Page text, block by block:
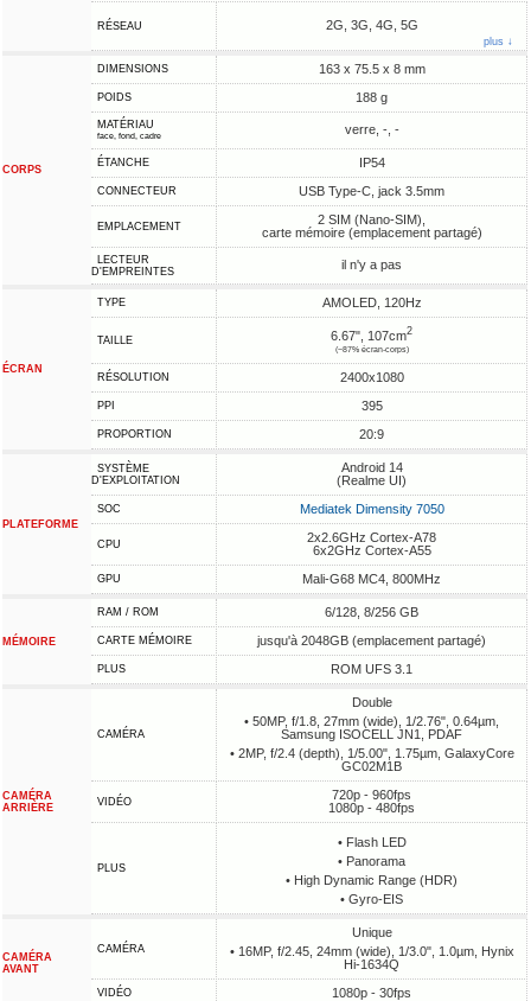
RÉSEAU 2G, 3G, 4G, 5G
plus ↓
CORPS
DIMENSIONS 163 x 75.5 x 8 mm
POIDS 188 g
MATÉRIAU
face, fond, cadre verre, -, -
ÉTANCHE IP54
CONNECTEUR USB Type-C, jack 3.5mm
EMPLACEMENT
2 SIM (Nano-SIM),
carte mémoire (emplacement partagé)
LECTEUR
D'EMPREINTES
il n'y a pas
ÉCRAN
TYPE AMOLED, 120Hz
TAILLE 6.67", 107cm2
(~87% écran-corps)
RÉSOLUTION 2400x1080
PPI 395
PROPORTION 20:9
PLATEFORME
SYSTÈME
D'EXPLOITATION
Android 14
(Realme UI)
SOC Mediatek Dimensity 7050
CPU
2x2.6GHz Cortex-A78
6x2GHz Cortex-A55
GPU Mali-G68 MC4, 800MHz
MÉMOIRE
RAM / ROM 6/128, 8/256 GB
CARTE MÉMOIRE jusqu'à 2048GB (emplacement partagé)
PLUS ROM UFS 3.1
CAMÉRA
ARRIÈRE
CAMÉRA
Double
• 50MP, f/1.8, 27mm (wide), 1/2.76", 0.64µm,
Samsung ISOCELL JN1, PDAF
• 2MP, f/2.4 (depth), 1/5.00", 1.75µm, GalaxyCore
GC02M1B
VIDÉO
720p - 960fps
1080p - 480fps
PLUS
• Flash LED
• Panorama
• High Dynamic Range (HDR)
• Gyro-EIS
CAMÉRA
AVANT
CAMÉRA
Unique
• 16MP, f/2.45, 24mm (wide), 1/3.0", 1.0µm, Hynix
Hi-1634Q
VIDÉO 1080p - 30fps